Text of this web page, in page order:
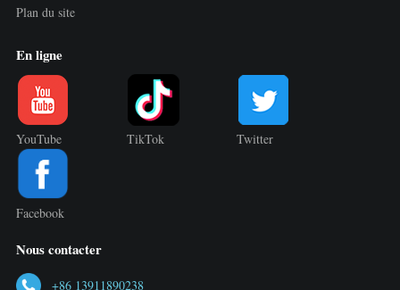
Plan du site
En ligne
YouTube TikTok Twitter
Facebook
Nous contacter
+86 13911890238